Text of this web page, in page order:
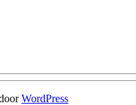
WordPress